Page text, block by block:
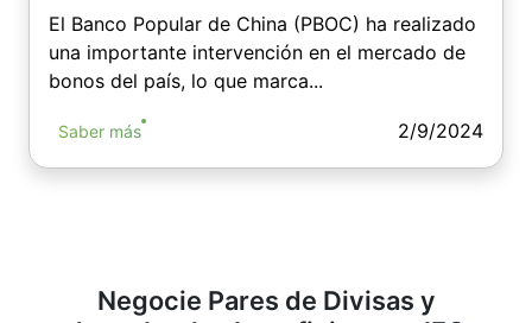
El Banco Popular de China (PBOC) ha realizado
una importante intervención en el mercado de
bonos del país, lo que marca...
Saber más 2/9/2024
Negocie Pares de Divisas y